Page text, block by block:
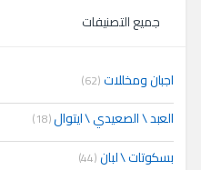
جميع التصنيفات
اجبان ومخللات(62)
العبد \ الصعيدي \ ايتوال(18)
بسكوتات \ لبان(44)